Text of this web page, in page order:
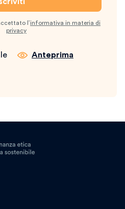
l’informativa in materia di
privacy
Anteprima